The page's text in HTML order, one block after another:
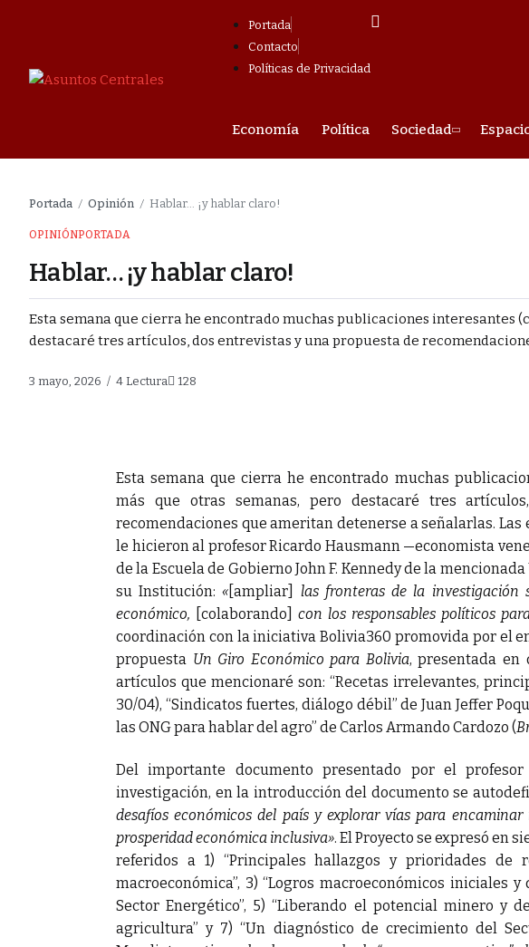
Portada
Contacto
Políticas de Privacidad
Economía Política Sociedad
lucha contra el
el liderazgo se
Portada / Opinión / Hablar… ¡y hablar claro!
OPINIÓNPORTADA
Hablar… ¡y hablar claro!
Esta semana que cierra he encontrado muchas publicaciones interesantes
destacaré tres artículos, dos entrevistas y una propuesta de
3 mayo, 2026 4 Lectura 128
Esta semana que cierra he encontrado muchas
más que otras semanas, pero destacaré tres
recomendaciones que ameritan detenerse a señalarlas.
le hicieron al profesor Ricardo Hausmann —economista
de la Escuela de Gobierno John F. Kennedy de la
su Institución:« [ampliar] las fronteras de la investigación
económico, [colaborando]con los responsables políticos
coordinación con la iniciativa Bolivia360 promovida por el
propuesta Un Giro Económico para Bolivia, presentada en
artículos que mencionaré son: “Recetas irrelevantes,
30/04), “Sindicatos fuertes, diálogo débil” de Juan Jeffer
las ONG para hablar del agro” de Carlos Armando Cardozo (
Del importante documento presentado por el
investigación, en la introducción del documento se
desafíos económicos del país y explorar vías para
prosperidad económica inclusiva». El Proyecto se expresó en
referidos a 1) “Principales hallazgos y prioridades de
macroeconómica”, 3) “Logros macroeconómicos iniciales
Sector Energético”, 5) “Liberando el potencial minero y
agricultura” y 7) “Un diagnóstico de crecimiento del